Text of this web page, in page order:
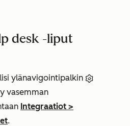
desk -liput
ylänavigointipalkin
vasemman
Integraatiot >
.